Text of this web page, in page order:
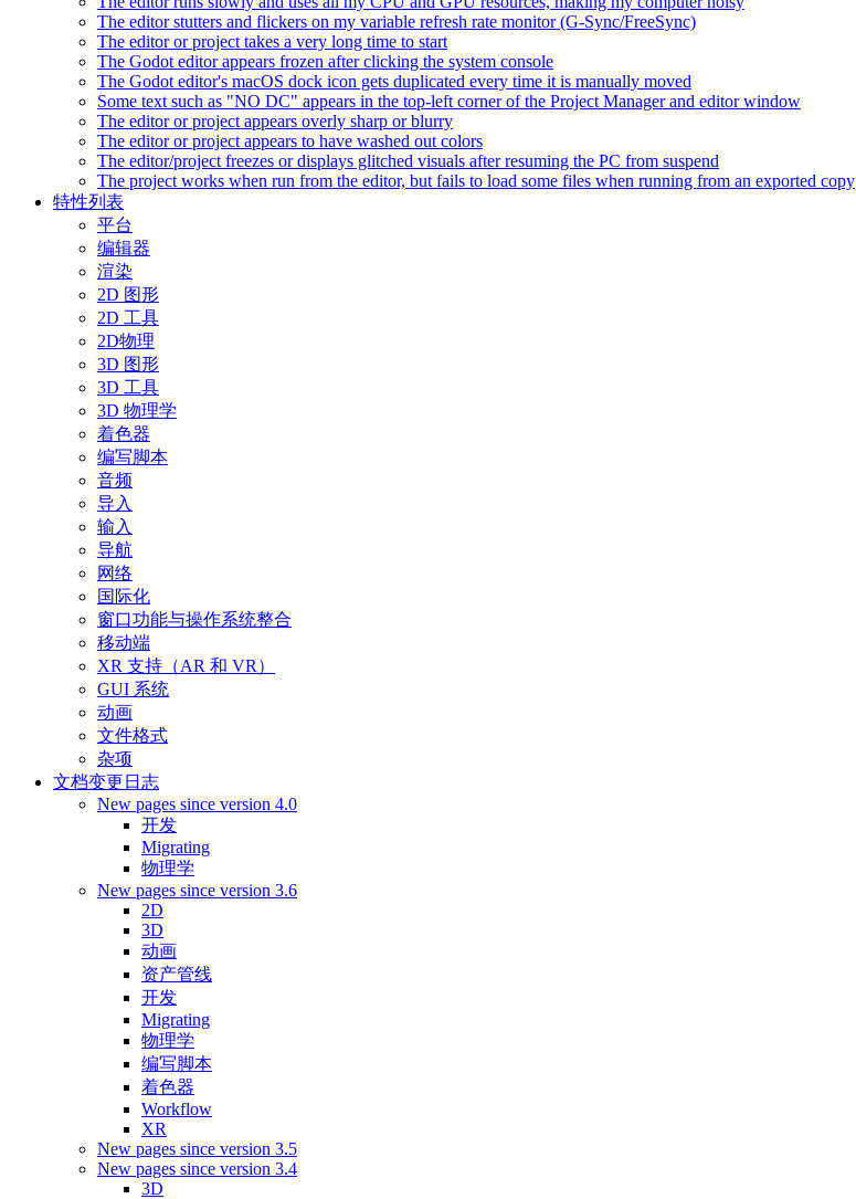
The editor stutters and flickers on my variable refresh rate monitor (G-Sync/FreeSync)
The editor or project takes a very long time to start
The Godot editor appears frozen after clicking the system console
The Godot editor's macOS dock icon gets duplicated every time it is manually moved
Some text such as "NO DC" appears in the top-left corner of the Project Manager and editor window
The editor or project appears overly sharp or blurry
The editor or project appears to have washed out colors
The editor/project freezes or displays glitched visuals after resuming the PC from suspend
The project works when run from the editor, but fails to load some files when running from an exported copy
特性列表
平台
编辑器
渲染
2D 图形
2D 工具
2D物理
3D 图形
3D 工具
3D 物理学
着色器
编写脚本
音频
导入
输入
导航
网络
国际化
窗口功能与操作系统整合
移动端
XR 支持（AR 和 VR）
GUI 系统
动画
文件格式
杂项
文档变更日志
New pages since version 4.0
开发
Migrating
物理学
New pages since version 3.6
2D
3D
动画
资产管线
开发
Migrating
物理学
编写脚本
着色器
Workflow
XR
New pages since version 3.5
New pages since version 3.4
3D